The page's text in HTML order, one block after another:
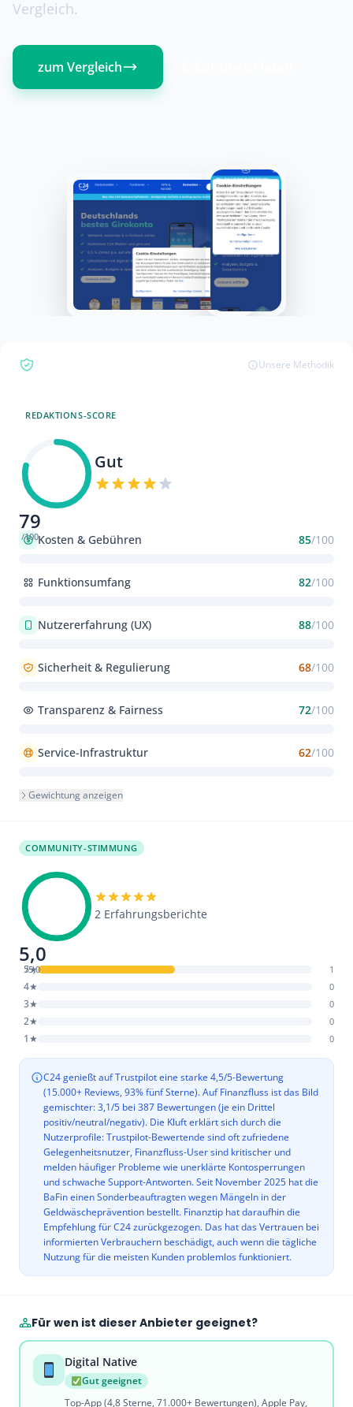
Vergleich.
zum Vergleich
Unsere Methodik
REDAKTIONS-SCORE
79
/100
Gut
Kosten & Gebühren 85/100
Funktionsumfang 82/100
Nutzererfahrung (UX) 88/100
Sicherheit & Regulierung 68/100
Transparenz & Fairness 72/100
Service-Infrastruktur 62/100
Gewichtung anzeigen
COMMUNITY-STIMMUNG
5,0
/5,0
2 Erfahrungsberichte
5★ 1
4★ 0
3★ 0
2★ 0
1★ 0
C24 genießt auf Trustpilot eine starke 4,5/5-Bewertung
(15.000+ Reviews, 93% fünf Sterne). Auf Finanzfluss ist das Bild
gemischter: 3,1/5 bei 387 Bewertungen (je ein Drittel
positiv/neutral/negativ). Die Kluft erklärt sich durch die
Nutzerprofile: Trustpilot-Bewertende sind oft zufriedene
Gelegenheitsnutzer, Finanzfluss-User sind kritischer und
melden häufiger Probleme wie unerklärte Kontosperrungen
und schwache Support-Antworten. Seit November 2025 hat die
BaFin einen Sonderbeauftragten wegen Mängeln in der
Geldwäscheprävention bestellt. Finanztip hat daraufhin die
Empfehlung für C24 zurückgezogen. Das hat das Vertrauen bei
informierten Verbrauchern beschädigt, auch wenn die tägliche
Nutzung für die meisten Kunden problemlos funktioniert.
Für wen ist dieser Anbieter geeignet?
Digital Native
Gut geeignet
Top-App (4,8 Sterne, 71.000+ Bewertungen), Apple Pay,